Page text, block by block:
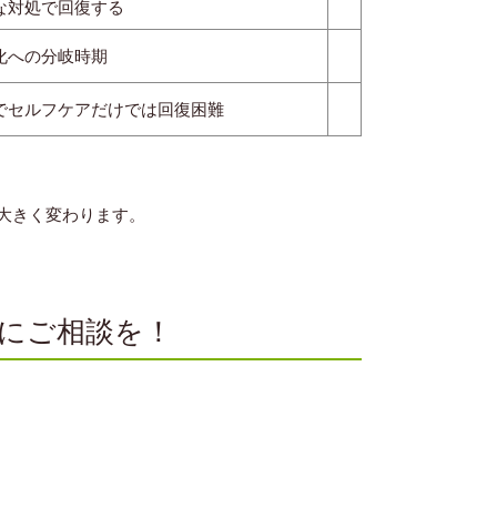
対処で回復する
への分岐時期
セルフケアだけでは回復困難
く変わります。
ご相談を！